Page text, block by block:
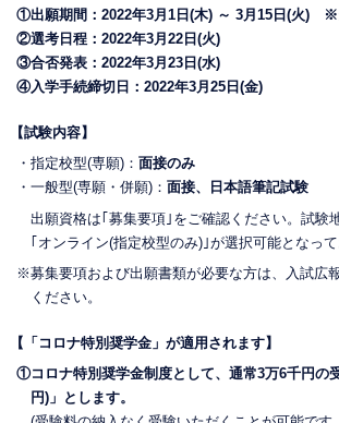
①出願期間：2022年3月1日(木) ～ 3月15日(火) ※
②選考日程：2022年3月22日(火)
③合否発表：2022年3月23日(水)
④入学手続締切日：2022年3月25日(金)
【試験内容】
・指定校型(専願)： 面接のみ
・一般型(専願・併願)： 面接、日本語筆記試験
出願資格は｢募集要項｣をご確認ください。試験
｢オンライン(指定校型のみ)｣が選択可能となって
※募集要項および出願書類が必要な方は、入試広
ください。
【「コロナ特別奨学金」が適用されます】
①コロナ特別奨学金制度として、通常3万6千円の
円)」とします。